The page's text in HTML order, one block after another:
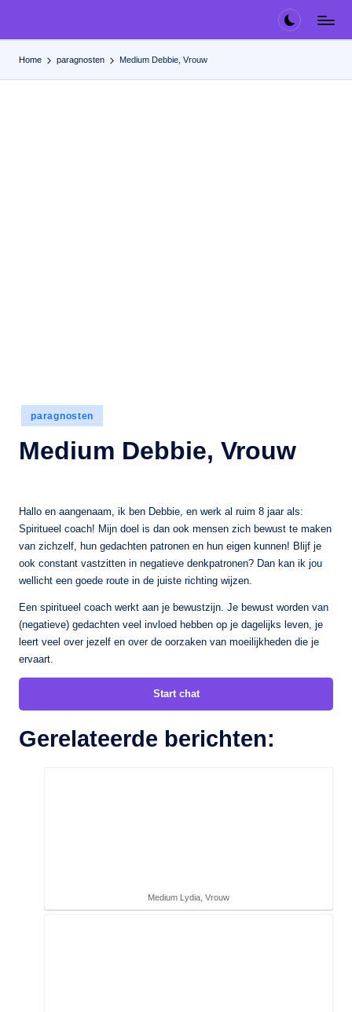
Home paragnosten Medium Debbie, Vrouw
Geplaatst
in
paragnosten
Medium Debbie, Vrouw
Hallo en aangenaam, ik ben Debbie, en werk al ruim 8 jaar als:
Spiritueel coach! Mijn doel is dan ook mensen zich bewust te maken
van zichzelf, hun gedachten patronen en hun eigen kunnen! Blijf je
ook constant vastzitten in negatieve denkpatronen? Dan kan ik jou
wellicht een goede route in de juiste richting wijzen.
Een spiritueel coach werkt aan je bewustzijn. Je bewust worden van
(negatieve) gedachten veel invloed hebben op je dagelijks leven, je
leert veel over jezelf en over de oorzaken van moeilijkheden die je
ervaart.
Start chat
Gerelateerde berichten:
Medium Lydia, Vrouw